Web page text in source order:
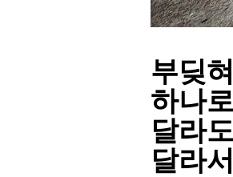
부딪
하나
달라
달라